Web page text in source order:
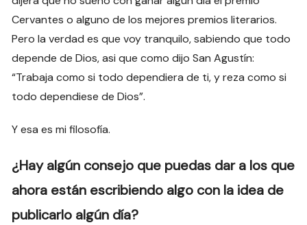
Cervantes o alguno de los mejores premios literarios.
Pero la verdad es que voy tranquilo, sabiendo que todo
depende de Dios, asi que como dijo San Agustín:
“Trabaja como si todo dependiera de ti, y reza como si
todo dependiese de Dios”.
Y esa es mi filosofía.
¿Hay algún consejo que puedas dar a los que
ahora están escribiendo algo con la idea de
publicarlo algún día?